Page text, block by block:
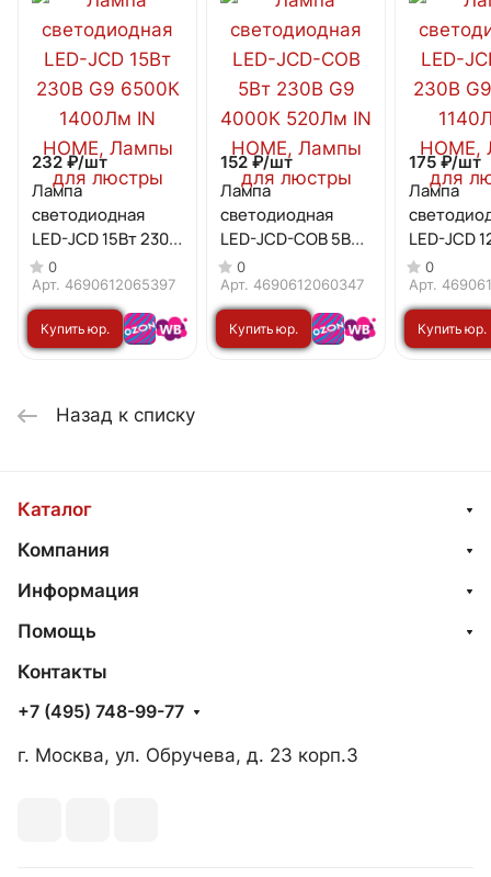
232 ₽/шт
Лампа
светодиодная
LED-JCD 15Вт 230В
G9 6500К 1400Лм
IN HOME
0
Арт. 4690612065397
Купить юр.
152 ₽/шт
Лампа
светодиодная
LED-JCD-COB 5Вт
230В G9 4000К
520Лм IN HOME
0
Арт. 4690612060347
Купить юр.
175 ₽/шт
Лампа
LED-JCD
G9 6500К
IN HOME
0
Арт.
Купить юр.
Назад к списку
Каталог
Компания
Информация
Помощь
Контакты
+7 (495) 748-99-77
г. Москва, ул. Обручева, д. 23 корп.3